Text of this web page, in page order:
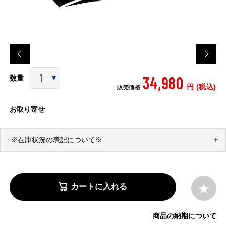
数量
販売価格 34,980 円 (税込)
お取り寄せ
※在庫状況の表記について※
カートに入れる
商品の納期について